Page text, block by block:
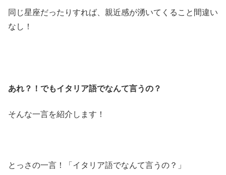
同じ星座だったりすれば、親近感が湧いてくること間違い
なし！
あれ？！でもイタリア語でなんて言うの？
そんな一言を紹介します！
とっさの一言！「イタリア語でなんて言うの？」